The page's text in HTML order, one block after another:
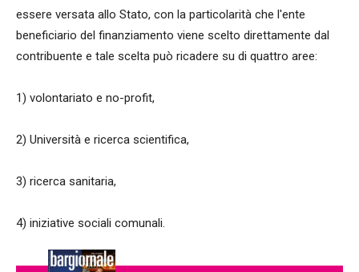
essere versata allo Stato, con la particolarità che l'ente
beneficiario del finanziamento viene scelto direttamente dal
contribuente e tale scelta può ricadere su di quattro aree:
1) volontariato e no-profit,
2) Università e ricerca scientifica,
3) ricerca sanitaria,
4) iniziative sociali comunali.